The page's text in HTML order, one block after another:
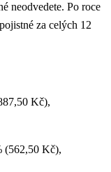
neodvedete. Po roce
za celých 12
Kč),
(562,50 Kč),